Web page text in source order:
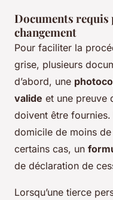
Documents requis
changement
Pour faciliter la
grise, plusieurs
d’abord, une
valide et une preuve
doivent être
domicile de moins
certains cas, un
de déclaration de
Lorsqu’une tierce